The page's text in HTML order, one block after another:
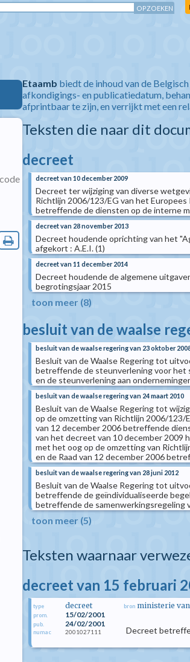
Etaamb biedt de inhoud van de
afkondigings- en publicatiedatum,
afprintbaar te zijn, en verrijkt met een
Teksten die naar dit
decreet
decreet van 10 december 2009
Decreet ter wijziging van diverse
Richtlijn 2006/123/EG van het
betreffende de diensten op de interne
decreet van 28 november 2013
Decreet houdende oprichting van het
afgekort : A.E.I. (1)
decreet van 11 december 2014
Decreet houdende de algemene
begrotingsjaar 2015
toon meer (8)
besluit van de waalse
besluit van de waalse regering van 23 oktober
Besluit van de Waalse Regering tot
betreffende de steunverlening voor het
en de steunverlening aan
besluit van de waalse regering van 24 maart 2010
Besluit van de Waalse Regering tot
op de omzetting van Richtlijn 2006/123/
van 12 december 2006 betreffende
van het decreet van 10 december 2009
met het oog op de omzetting van
en de Raad van 12 december 2006
besluit van de waalse regering van 28 juni 2012
Besluit van de Waalse Regering tot
betreffende de geïndividualiseerde
betreffende de samenwerkingsregeling
toon meer (5)
Teksten waarnaar
decreet van 15 februari
type decreet
prom. 15/02/2001
pub. 24/02/2001
numac 2001027111
bron ministerie
Decreet